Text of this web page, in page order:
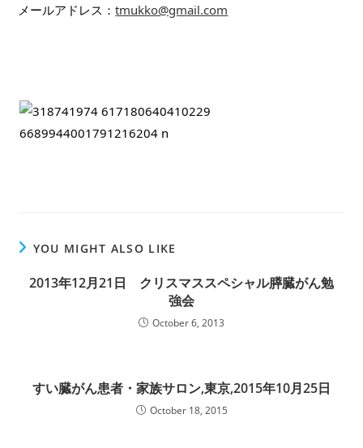
メールアドレス：tmukko@gmail.com
YOU MIGHT ALSO LIKE
2013年12月21日 クリスマススペシャル膵臓がん勉
強会
October 6, 2013
すい臓がん患者・家族サロン,東京,2015年10月25日
October 18, 2015